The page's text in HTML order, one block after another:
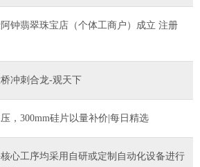
钟翡翠珠宝店（个体工商户）成立 注册
冲刺合龙-观天下
，300mm硅片以量补价|每日精选
心工序均采用自研或定制自动化设备进行